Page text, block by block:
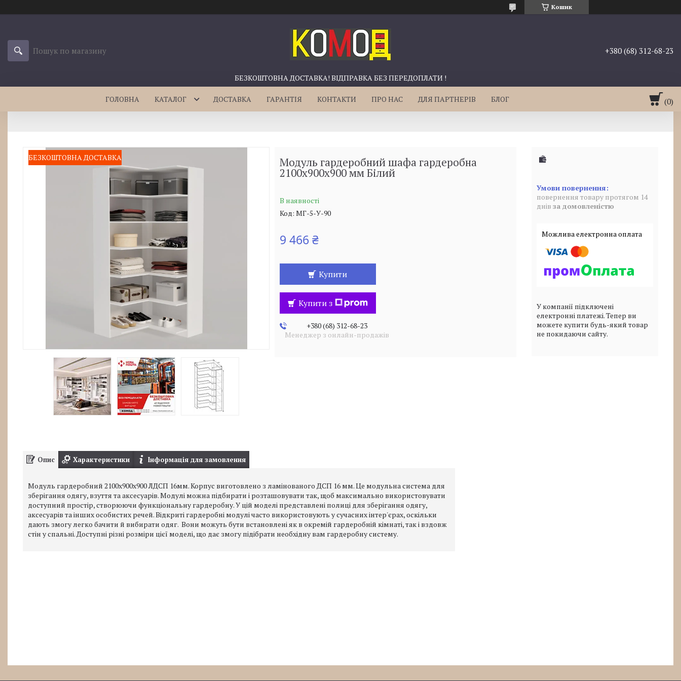
Кошик
БЕЗКОШТОВНА ДОСТАВКА! ВІДПРАВКА БЕЗ ПЕРЕДОПЛАТИ !
+380 (68) 312-68-23
ГОЛОВНА КАТАЛОГ ДОСТАВКА ГАРАНТІЯ КОНТАКТИ ПРО НАС ДЛЯ ПАРТНЕРІВ БЛОГ
БЕЗКОШТОВНА ДОСТАВКА Модуль гардеробний шафа гардеробна
2100х900х900 мм Білий
В наявності
Код: МГ-5-У-90
9 466 ₴
Купити
Купити з
+380 (68) 312-68-23
Менеджер з онлайн-продажів
повернення товару протягом 14
днів за домовленістю
У компанії підключені
електронні платежі. Тепер ви
можете купити будь-який товар
не покидаючи сайту.
Опис Характеристики Інформація для замовлення
Модуль гардеробний 2100х900х900 ЛДСП 16мм. Корпус виготовлено з ламінованого ДСП 16 мм. Це модульна система для
зберігання одягу, взуття та аксесуарів. Модулі можна підбирати і розташовувати так, щоб максимально використовувати
доступний простір, створюючи функціональну гардеробну. У цій моделі представлені полиці для зберігання одягу,
аксесуарів та інших особистих речей. Відкриті гардеробні модулі часто використовують у сучасних інтер'єрах, оскільки
дають змогу легко бачити й вибирати одяг. Вони можуть бути встановлені як в окремій гардеробній кімнаті, так і вздовж
стін у спальні. Доступні різні розміри цієї моделі, що дає змогу підібрати необхідну вам гардеробну систему.